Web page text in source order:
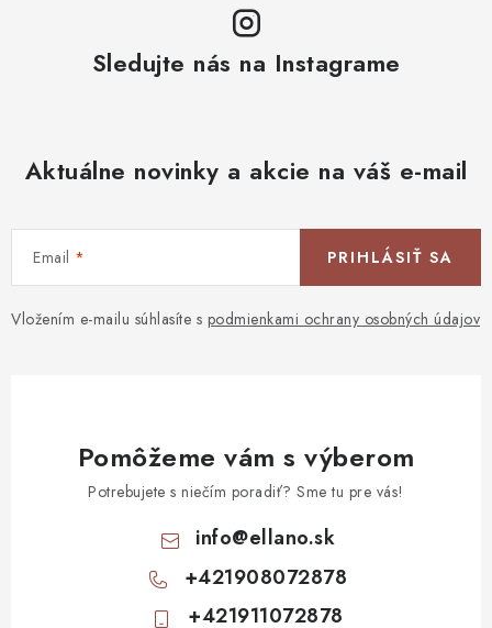
Sledujte nás na Instagrame
Aktuálne novinky a akcie na váš e-mail
Email
Vložením e-mailu súhlasíte s podmienkami ochrany osobných údajov
PRIHLÁSIŤ SA
Pomôžeme vám s výberom
Potrebujete s niečím poradiť? Sme tu pre vás!
info@ellano.sk
+421908072878
+421911072878